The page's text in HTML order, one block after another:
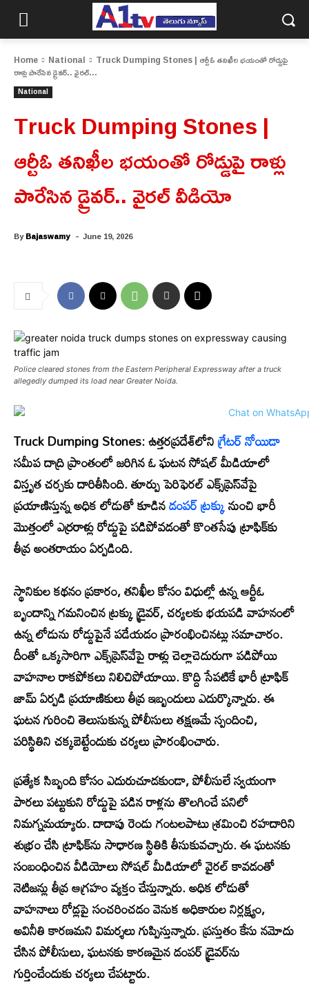
Home National Truck Dumping Stones | ఆర్టీఓ తనిఖీల భయంతో రోడ్డుపై
రాళ్లు పారేసిన డ్రైవర్.. వైరల్...
National
Truck Dumping Stones |
ఆర్టీఓ తనిఖీల భయంతో రోడ్డుపై రాళ్లు
పారేసిన డ్రైవర్.. వైరల్ వీడియో
ByBajaswamy - June 19, 2026
Police cleared stones from the Eastern Peripheral Expressway after a truck
allegedly dumped its load near Greater Noida.
Truck Dumping Stones:ఉత్తరప్రదేశ్‌లోనిగ్రేటర్ నోయిడా
సమీప దాద్రి ప్రాంతంలో జరిగిన ఓ ఘటన సోషల్ మీడియాలో
విస్తృత చర్చకు దారితీసింది. తూర్పు పెరిఫెరల్ ఎక్స్‌ప్రెస్‌వేపై
ప్రయాణిస్తున్న అధిక లోడుతో కూడినడంపర్ ట్రక్కునుంచి భారీ
మొత్తంలో ఎర్రరాళ్లు రోడ్డుపై పడిపోవడంతో కొంతసేపు ట్రాఫిక్‌కు
తీవ్ర అంతరాయం ఏర్పడింది.
స్థానికుల కథనం ప్రకారం, తనిఖీల కోసం విధుల్లో ఉన్న ఆర్టీఓ
బృందాన్ని గమనించిన ట్రక్కు డ్రైవర్, చర్యలకు భయపడి వాహనంలో
ఉన్న లోడును రోడ్డుపైనే పడేయడం ప్రారంభించినట్లు సమాచారం.
దీంతో ఒక్కసారిగా ఎక్స్‌ప్రెస్‌వేపై రాళ్లు చెల్లాచెదురుగా పడిపోయి
వాహనాల రాకపోకలు నిలిచిపోయాయి. కొద్ది సేపటికే భారీ ట్రాఫిక్
జామ్ ఏర్పడి ప్రయాణికులు తీవ్ర ఇబ్బందులు ఎదుర్కొన్నారు. ఈ
ఘటన గురించి తెలుసుకున్న పోలీసులు తక్షణమే స్పందించి,
పరిస్థితిని చక్కబెట్టేందుకు చర్యలు ప్రారంభించారు.
ప్రత్యేక సిబ్బంది కోసం ఎదురుచూడకుండా, పోలీసులే స్వయంగా
పారలు పట్టుకుని రోడ్డుపై పడిన రాళ్లను తొలగించే పనిలో
నిమగ్నమయ్యారు. దాదాపు రెండు గంటలపాటు శ్రమించి రహదారిని
శుభ్రం చేసి ట్రాఫిక్‌ను సాధారణ స్థితికి తీసుకువచ్చారు. ఈ ఘటనకు
సంబంధించిన వీడియోలు సోషల్ మీడియాలో వైరల్ కావడంతో
నెటిజన్లు తీవ్ర ఆగ్రహం వ్యక్తం చేస్తున్నారు. అధిక లోడుతో
వాహనాలు రోడ్లపై సంచరించడం వెనుక అధికారుల నిర్లక్ష్యం,
అవినీతి కారణమని విమర్శలు గుప్పిస్తున్నారు. ప్రస్తుతం కేసు నమోదు
చేసిన పోలీసులు, ఘటనకు కారణమైన డంపర్ డ్రైవర్‌ను
గుర్తించేందుకు చర్యలు చేపట్టారు.